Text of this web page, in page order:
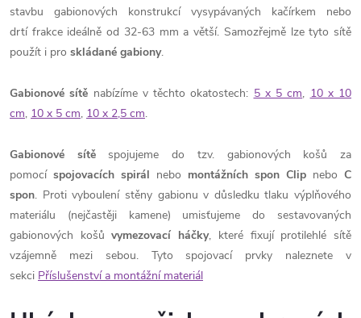
stavbu gabionových konstrukcí vysypávaných kačírkem nebo
drtí frakce ideálně od 32-63 mm a větší. Samozřejmě lze tyto sítě
použít i pro skládané gabiony.
Gabionové sítě nabízíme v těchto okatostech: 5 x 5 cm, 10 x 10
cm, 10 x 5 cm, 10 x 2,5 cm.
Gabionové sítěspojujeme do tzv. gabionových košů za
pomocí spojovacích spirál nebo montážních spon Clip nebo C
spon. Proti vyboulení stěny gabionu v důsledku tlaku výplňového
materiálu (nejčastěji kamene) umisťujeme do sestavovaných
gabionových košůvymezovací háčky, které fixují protilehlé sítě
vzájemně mezi sebou. Tyto spojovací prvky naleznete v
sekci Příslušenství a montážní materiál